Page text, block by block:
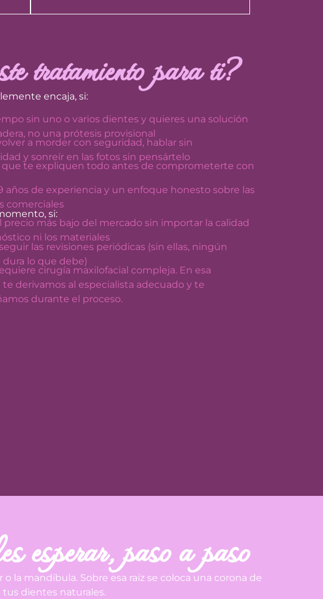
tratamiento para ti?
encaja, si:
sin uno o varios dientes y quieres una solución
no una prótesis provisional
a morder con seguridad, hablar sin
y sonreír en las fotos sin pensártelo
que te expliquen todo antes de comprometerte con
años de experiencia y un enfoque honesto sobre las
comerciales
si:
precio más bajo del mercado sin importar la calidad
ni los materiales
las revisiones periódicas (sin ellas, ningún
lo que debe)
cirugía maxilofacial compleja. En esa
derivamos al especialista adecuado y te
durante el proceso.
esperar, paso a paso
la mandíbula. Sobre esa raíz se coloca una corona de
dientes naturales.